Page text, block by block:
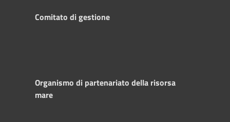
Comitato di gestione
Organismo di partenariato della risorsa
mare